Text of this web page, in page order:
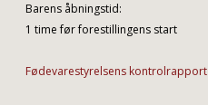
Barens åbningstid:
1 time før forestillingens start
Fødevarestyrelsens kontrolrapport